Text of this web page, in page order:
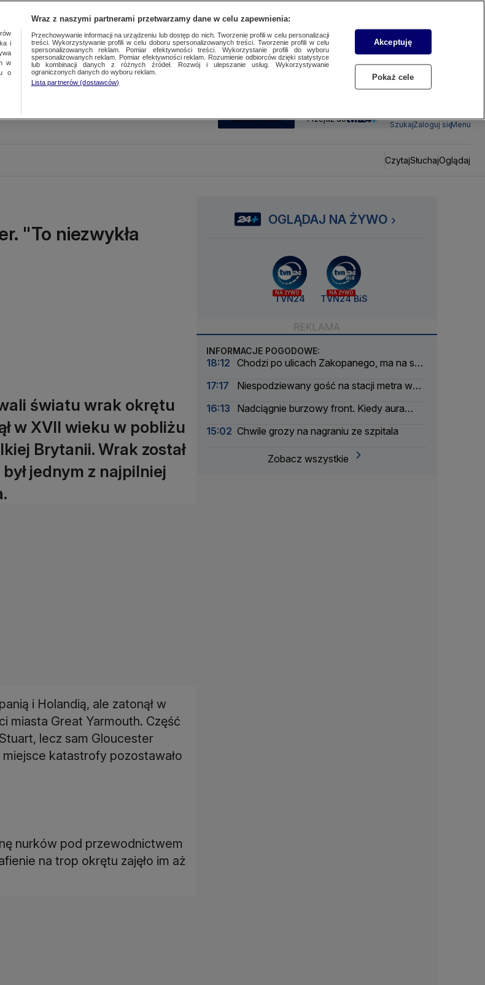
SUBSKRYBUJ Przejdź do
SzukajZaloguj sięMenu
CzytajSłuchajOglądaj
"To niezwykła
światu wrak okrętu
w XVII wieku w pobliżu
Brytanii. Wrak został
jednym z najpilniej
i Holandią, ale zatonął w
miasta Great Yarmouth. Część
lecz sam Gloucester
katastrofy pozostawało
nurków pod przewodnictwem
na trop okrętu zajęło im aż
OGLĄDAJ NA ŻYWO
NA ŻYWO
TVN24
NA ŻYWO
TVN24 BiS
INFORMACJE POGODOWE:
18:12 Chodzi po ulicach Zakopanego, ma na szyi
17:17
Niespodziewany gość na stacji metra w
16:13
Nadciągnie burzowy front. Kiedy aura
15:02 Chwile grozy na nagraniu ze szpitala
Zobacz wszystkie
i
w
o
Wraz z naszymi partnerami przetwarzamy dane w celu zapewnienia:
Przechowywanie informacji na urządzeniu lub dostęp do nich. Tworzenie profili w celu personalizacji
treści. Wykorzystywanie profili w celu doboru spersonalizowanych treści. Tworzenie profili w celu
spersonalizowanych reklam. Pomiar efektywności treści. Wykorzystanie profili do wyboru
spersonalizowanych reklam. Pomiar efektywności reklam. Rozumienie odbiorców dzięki statystyce
lub kombinacji danych z różnych źródeł. Rozwój i ulepszanie usług. Wykorzystywanie
ograniczonych danych do wyboru reklam.
Lista partnerów (dostawców)
Akceptuję
Pokaż cele